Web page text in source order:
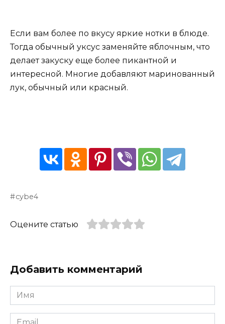
Если вам более по вкусу яркие нотки в блюде.
Тогда обычный уксус заменяйте яблочным, что
делает закуску еще более пикантной и
интересной. Многие добавляют маринованный
лук, обычный или красный.
cybe4
Оцените статью
Добавить комментарий
Имя
*
Email